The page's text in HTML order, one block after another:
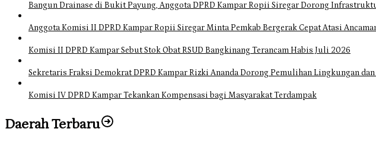
Bangun Drainase di Bukit Payung, Anggota DPRD Kampar Ropii Siregar Dorong
Anggota Komisi II DPRD Kampar Ropii Siregar Minta Pemkab Bergerak Cepat Atasi
Komisi II DPRD Kampar Sebut Stok Obat RSUD Bangkinang Terancam Habis Juli 2026
Sekretaris Fraksi Demokrat DPRD Kampar Rizki Ananda Dorong Pemulihan Lingkungan
Komisi IV DPRD Kampar Tekankan Kompensasi bagi Masyarakat Terdampak
Daerah Terbaru